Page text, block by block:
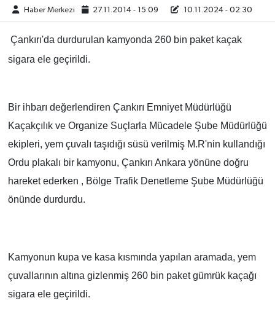
Haber Merkezi 27.11.2014 - 15:09 10.11.2024 - 02:30
Çankırı'da durdurulan kamyonda 260 bin paket kaçak
sigara ele geçirildi.
Bir ihbarı değerlendiren Çankırı Emniyet Müdürlüğü
Kaçakçılık ve Organize Suçlarla Mücadele Şube Müdürlüğü
ekipleri, yem çuvalı taşıdığı süsü verilmiş M.R'nin kullandığı
Ordu plakalı bir kamyonu, Çankırı Ankara yönüne doğru
hareket ederken , Bölge Trafik Denetleme Şube Müdürlüğü
önünde durdurdu.
Kamyonun kupa ve kasa kısmında yapılan aramada, yem
çuvallarının altına gizlenmiş 260 bin paket gümrük kaçağı
sigara ele geçirildi.
TURİZM
MAGAZİN
BİLİM&TEKNOLOJİ
BÖLGE
TÜRKİYE
DÜNYA